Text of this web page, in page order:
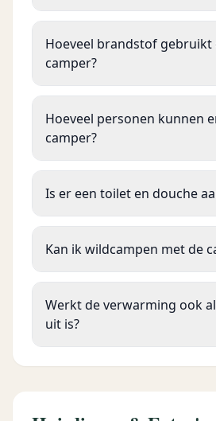
Hoeveel brandstof gebruikt
camper?
Hoeveel personen kunnen
camper?
Is er een toilet en douche
Kan ik wildcampen met de
Werkt de verwarming ook
uit is?